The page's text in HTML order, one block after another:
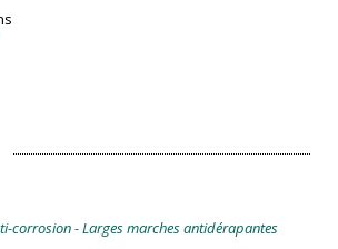
corrosion - Larges marches antidérapantes